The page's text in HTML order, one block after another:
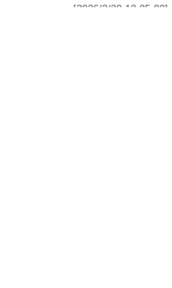
レンジがないオフィスやアウ